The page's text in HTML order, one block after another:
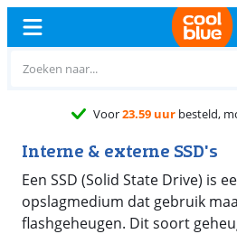
Voor23.59 uurbesteld,
Interne & externe SSD's
Een SSD (Solid State Drive) is
opslagmedium dat gebruik
flashgeheugen. Dit soort